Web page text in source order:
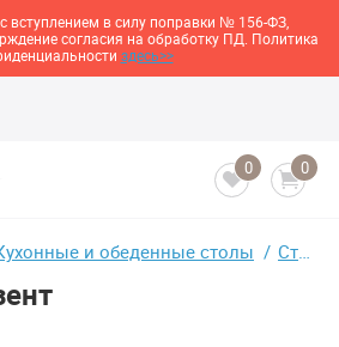
вступлением в силу поправки № 156-ФЗ,
согласия на обработку ПД. Политика
здесь>>
0 0
и обеденные столы Стол RB Презент